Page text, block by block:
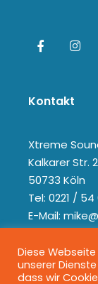
Kontakt
Xtreme
Kalkarer Str. 2
50733 Köln
Tel: 0221 / 54
E-Mail:
Diese
unserer
dass wir